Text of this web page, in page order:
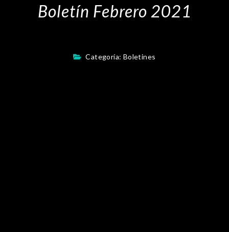
Boletín Febrero 2021
Categoría: Boletines